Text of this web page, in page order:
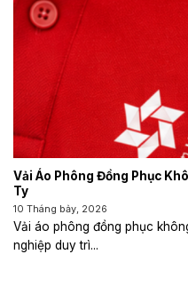
Vải Áo Phông Đồng Phục
Ty
10 Tháng bảy, 2026
Vải áo phông đồng phục
nghiệp duy trì...